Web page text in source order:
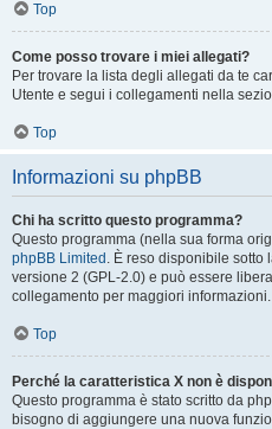
Top
Come posso trovare i miei allegati?
Per trovare la lista degli allegati da te
Utente e segui i collegamenti nella
Top
Informazioni su phpBB
Chi ha scritto questo programma?
Questo programma (nella sua forma
phpBB Limited . È reso disponibile sotto
versione 2 (GPL-2.0) e può essere
collegamento per maggiori informazioni.
Top
Perché la caratteristica X non è
Questo programma è stato scritto da
bisogno di aggiungere una nuova